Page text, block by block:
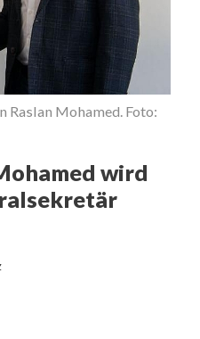
Raslan Mohamed. Foto:
wird